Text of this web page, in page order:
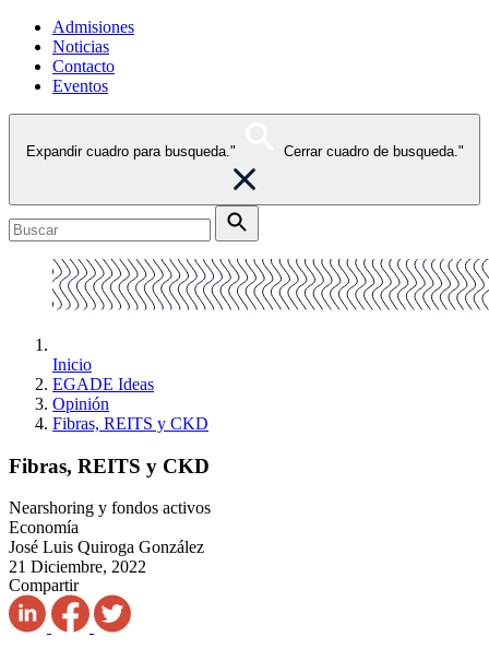
Admisiones
Noticias
Contacto
Eventos
Expandir cuadro para busqueda." Cerrar cuadro de busqueda."
Inicio
EGADE Ideas
Opinión
Fibras, REITS y CKD
Fibras, REITS y CKD
Nearshoring y fondos activos
Economía
José Luis Quiroga González
21 Diciembre, 2022
Compartir